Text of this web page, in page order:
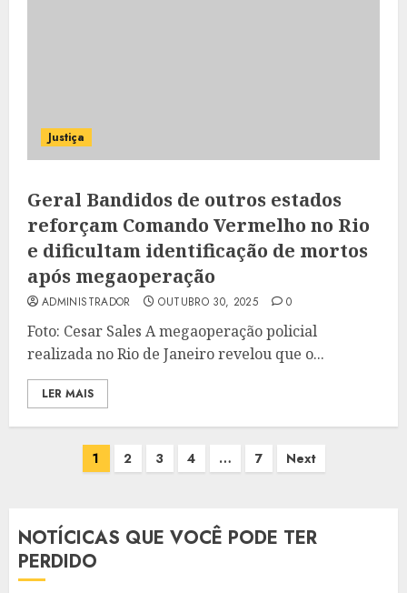
Justiça
Geral Bandidos de outros estados
reforçam Comando Vermelho no Rio
e dificultam identificação de mortos
após megaoperação
ADMINISTRADOR OUTUBRO 30, 2025 0
Foto: Cesar Sales A megaoperação policial
realizada no Rio de Janeiro revelou que o...
LER MAIS
Paginação
1 2 3 4 … 7 Next
NOTÍCICAS QUE VOCÊ PODE TER
PERDIDO